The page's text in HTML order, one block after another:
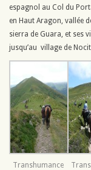
espagnol au Col du
en Haut Aragon, vallée
sierra de Guara, et ses
jusqu’au village de
Transhumance